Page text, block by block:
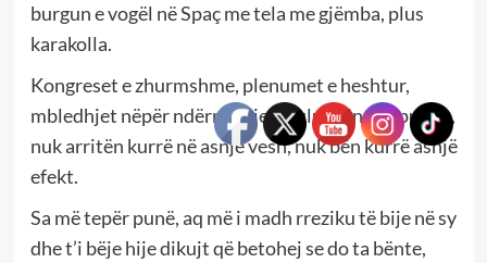
burgun e vogël në Spaç me tela me gjëmba, plus
karakolla.
Kongreset e zhurmshme, plenumet e heshtur,
mbledhjet nëpër ndërmarrje që ulurinin për punën,
nuk arritën kurrë në asnjë vesh, nuk bën kurrë asnjë
efekt.
Sa më tepër punë, aq më i madh rreziku të bije në sy
dhe t’i bëje hije dikujt që betohej se do ta bënte,